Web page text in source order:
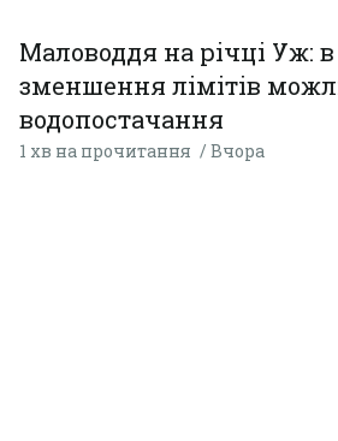
Маловоддя на річці Уж:
зменшення лімітів
водопостачання
1 хв на прочитання Вчора